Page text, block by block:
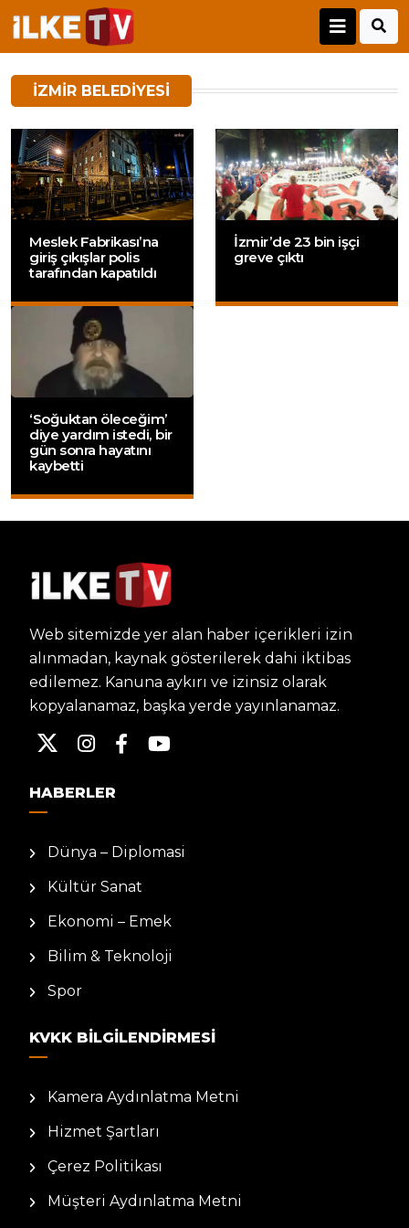
IZMIR BELEDIYESI
Meslek Fabrikası’na
giriş çıkışlar polis
tarafından kapatıldı
İzmir’de 23 bin işçi
greve çıktı
‘Soğuktan öleceğim’
diye yardım istedi, bir
gün sonra hayatını
kaybetti
Web sitemizde yer alan haber içerikleri izin
alınmadan, kaynak gösterilerek dahi iktibas
edilemez. Kanuna aykırı ve izinsiz olarak
kopyalanamaz, başka yerde yayınlanamaz.
HABERLER
Dünya – Diplomasi
Kültür Sanat
Ekonomi – Emek
Bilim & Teknoloji
Spor
KVKK BILGILENDIRMESI
Kamera Aydınlatma Metni
Hizmet Şartları
Çerez Politikası
Müşteri Aydınlatma Metni